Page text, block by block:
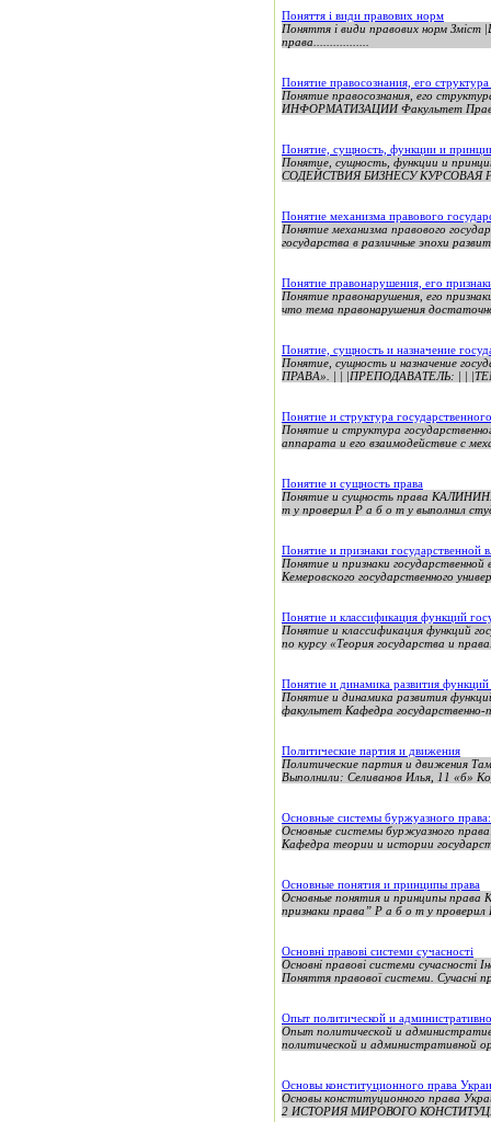
Поняття і види правових норм
Поняття і види правових норм
права.................
Понятие правосознания, его
Понятие правосознания, его
ИНФОРМАТИЗАЦИИ Факультет
Понятие, сущность, функции и
Понятие, сущность, функции и
СОДЕЙСТВИЯ БИЗНЕСУ КУРСОВАЯ
Понятие механизма правового
Понятие механизма правового
государства в различные эпохи
Понятие правонарушения, его
Понятие правонарушения, его
что тема правонарушения
Понятие, сущность и назначение
Понятие, сущность и назначение
ПРАВА». | | |ПРЕПОДАВАТЕЛЬ: | |
Понятие и структура
Понятие и структура
аппарата и его взаимодействие с
Понятие и сущность права
Понятие и сущность права
т у проверил Р а б о т у выполнил
Понятие и признаки государственной
Понятие и признаки
Кемеровского государственного
Понятие и классификация функций
Понятие и классификация функций
по курсу «Теория государства и
Понятие и динамика развития функций
Понятие и динамика развития
факультет Кафедра государственно-
Политические партия и движения
Политические партия и движения
Выполнили: Селиванов Илья, 11 «б»
Основные системы буржуазного права:
Основные системы буржуазного
Кафедра теории и истории
Основные понятия и принципы права
Основные понятия и принципы
признаки права” Р а б о т у
Основні правові системи сучасності
Основні правові системи сучасності
Поняття правової системи. Сучасні
Опыт политической и
Опыт политической и
политической и административной
Основы конституционного права
Основы конституционного права
2 ИСТОРИЯ МИРОВОГО